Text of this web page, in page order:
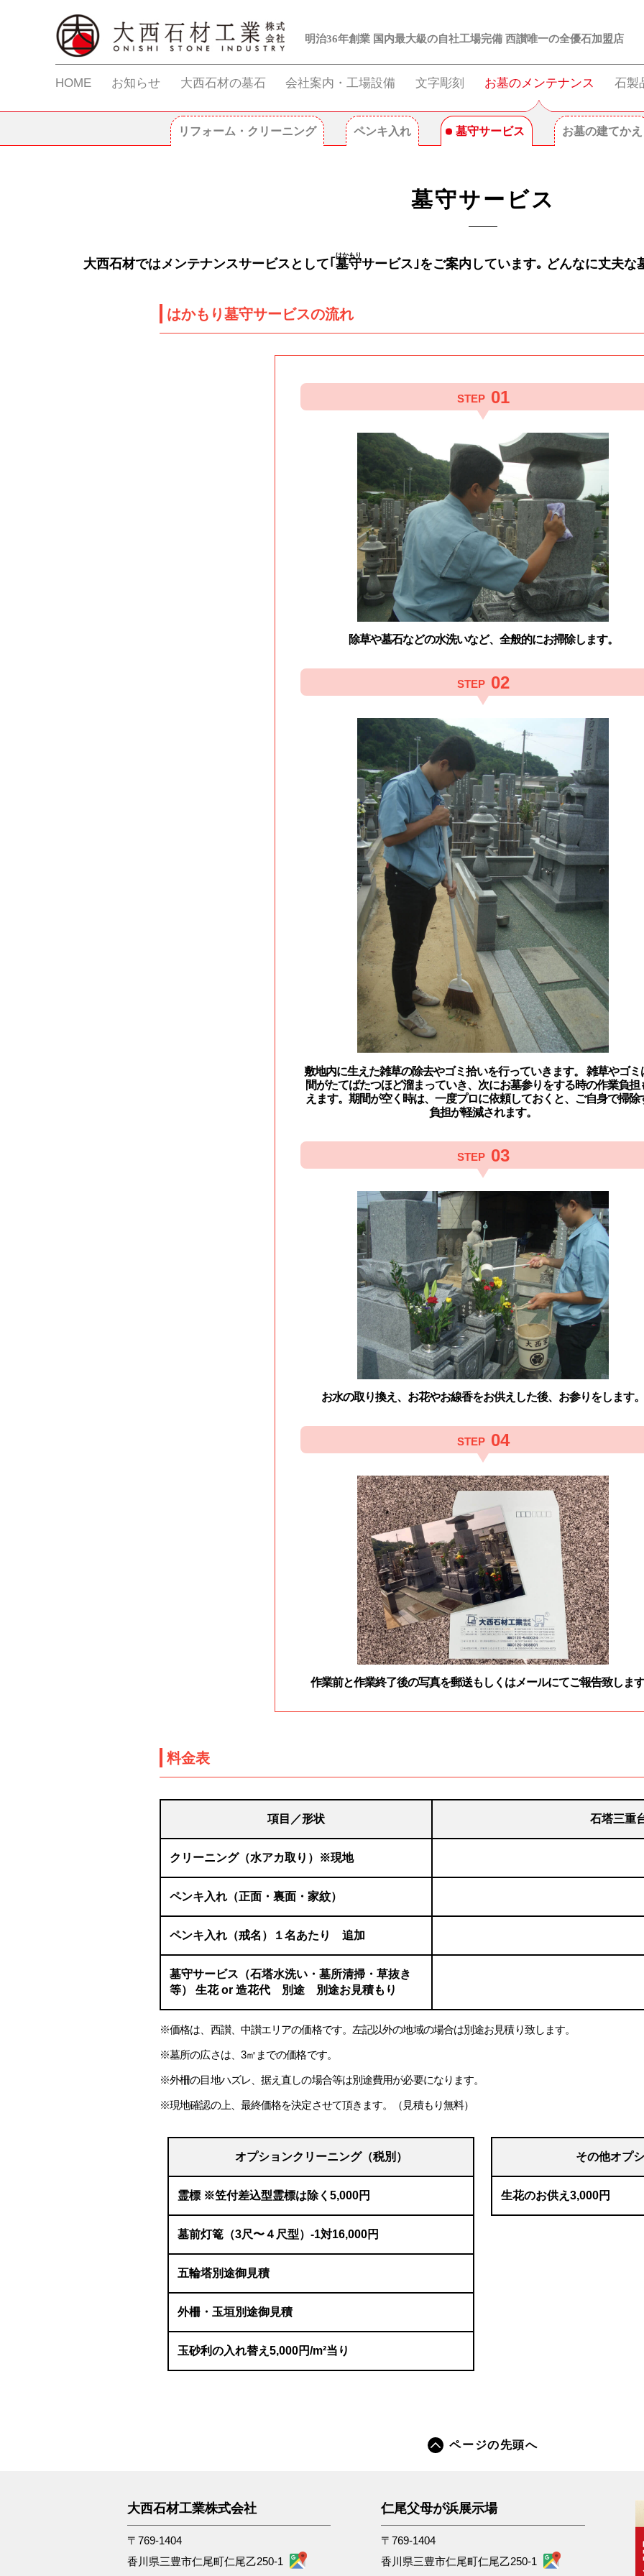
明治36年創業 国内最大級の自社工場完備 西讃唯一の全優石加盟店
HOME お知らせ 大西石材の墓石 会社案内・工場設備 文字彫刻 お墓のメンテナンス 石製
リフォーム・クリーニング ペンキ入れ 墓守サービス お墓の建てかえ
墓守サービス
大西石材ではメンテナンスサービスとして｢ 墓守サービス｣をご案内しています｡ どんなに丈夫な
はかもり墓守サービスの流れ
STEP 01
除草や墓石などの水洗いなど、 全般的にお掃除します。
STEP 02
敷地内に生えた雑草の除去やゴミ拾いを行っていきます。 雑草やゴミ
間がたてばたつほど溜まっていき、次にお墓参りをする時の作業負担
えます。期間が空く時は、一度プロに依頼しておくと、ご自身で掃除
負担が軽減されます。
STEP 03
お水の取り換え、お花やお線香をお供えした後、お参りをします。
STEP 04
作業前と作業終了後の写真を郵送もしくはメールにてご報告致しま
料金表
項目／形状 石塔三重
クリーニング（水アカ取り）※現地
ペンキ入れ（正面・裏面・家紋）
ペンキ入れ（戒名）１名あたり 追加
墓守サービス（石塔水洗い・墓所清掃・草抜き
等） 生花 or 造花代 別途 別途お見積もり
※価格は、西讃、中讃エリアの価格です。左記以外の地域の場合は別途お見積り致します。
※墓所の広さは、3㎡までの価格です。
※外柵の目地ハズレ、据え直しの場合等は別途費用が必要になります。
※現地確認の上、最終価格を決定させて頂きます。（見積もり無料）
オプションクリーニング（税別）
霊標 ※笠付差込型霊標は除く5,000円
墓前灯篭（3尺〜４尺型）-1対16,000円
五輪塔別途御見積
外柵・玉垣別途御見積
玉砂利の入れ替え5,000円/m²当り
その他オプ
生花のお供え3,000円
ページの先頭へ
大西石材工業株式会社
〒769-1404
香川県三豊市仁尾町仁尾乙250-1
仁尾父母が浜展示場
〒769-1404
香川県三豊市仁尾町仁尾乙250-1